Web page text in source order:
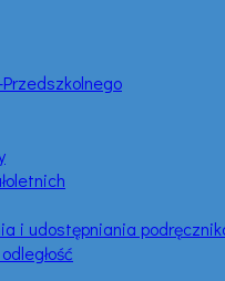
i udostępniania